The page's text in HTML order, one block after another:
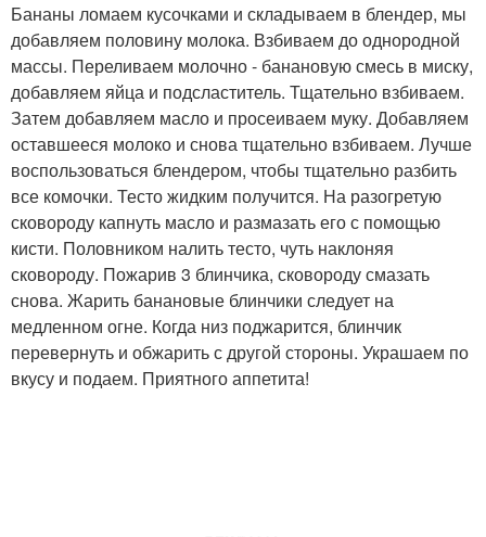
Бананы ломаем кусочками и складываем в блендер, мы
добавляем половину молока. Взбиваем до однородной
массы. Переливаем молочно - банановую смесь в миску,
добавляем яйца и подсластитель. Тщательно взбиваем.
Затем добавляем масло и просеиваем муку. Добавляем
оставшееся молоко и снова тщательно взбиваем. Лучше
воспользоваться блендером, чтобы тщательно разбить
все комочки. Тесто жидким получится. На разогретую
сковороду капнуть масло и размазать его с помощью
кисти. Половником налить тесто, чуть наклоняя
сковороду. Пожарив 3 блинчика, сковороду смазать
снова. Жарить банановые блинчики следует на
медленном огне. Когда низ поджарится, блинчик
перевернуть и обжарить с другой стороны. Украшаем по
вкусу и подаем. Приятного аппетита!